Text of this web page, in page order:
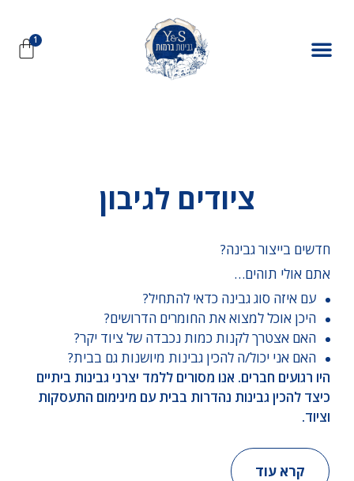
ציודים לגיבון
חדשים בייצור גבינה?
אתם אולי תוהים…
עם איזה סוג גבינה כדאי להתחיל?
היכן אוכל למצוא את החומרים הדרושים?
האם אצטרך לקנות כמות נכבדה של ציוד יקר?
האם אני יכול/ה להכין גבינות מיושנות גם בבית?
היו רגועים חברים. אנו מסורים ללמד יצרני גבינות ביתיים
כיצד להכין גבינות נהדרות בבית עם מינימום התעסקות
וציוד.
קרא עוד